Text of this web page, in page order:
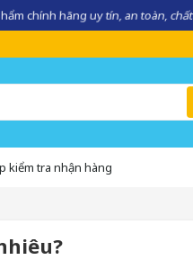
chính hãng uy tín, an toàn,
kiểm tra nhận hàng